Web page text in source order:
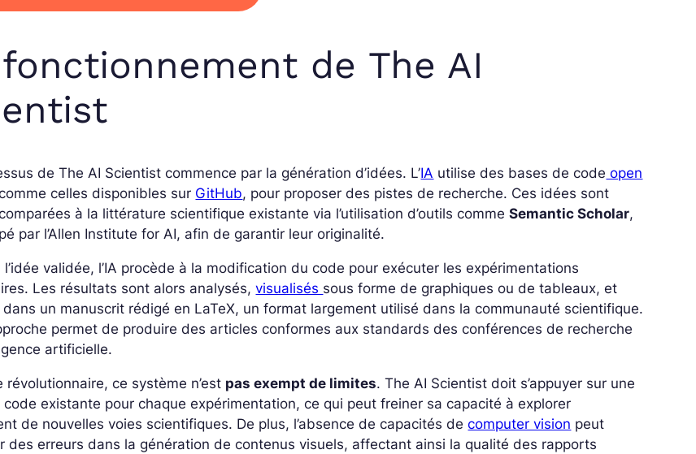
de The AI
de The AI Scientist commence par la génération d’idées. L’IA utilise des bases de code open
celles disponibles sur GitHub, pour proposer des pistes de recherche. Ces idées sont
à la littérature scientifique existante via l’utilisation d’outils commeSemantic Scholar,
par l’Allen Institute for AI, afin de garantir leur originalité.
l’idée validée, l’IA procède à la modification du code pour exécuter les expérimentations
Les résultats sont alors analysés,visualisés sous forme de graphiques ou de tableaux, et
un manuscrit rédigé en LaTeX, un format largement utilisé dans la communauté scientifique.
permet de produire des articles conformes aux standards des conférences de recherche
artificielle.
révolutionnaire, ce système n’est pas exempt de limites. The AI Scientist doit s’appuyer sur une
code existante pour chaque expérimentation, ce qui peut freiner sa capacité à explorer
de nouvelles voies scientifiques. De plus, l’absence de capacités decomputer vision peut
des erreurs dans la génération de contenus visuels, affectant ainsi la qualité des rapports